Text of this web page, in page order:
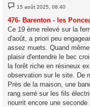
M
e
s
s
a
e
15 août 2025, 08:40
476- Barenton - les
Ce 19 ème relevé sur la
d'août, a priori peu
assez muets. Quand
plaisir d'entendre le bec
la forêt riche en résineux
observation sur le site. De
Près de la maison, une
rang serré sur les fils
nourrit encore une